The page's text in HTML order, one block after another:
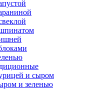
и сыром
и зеленью